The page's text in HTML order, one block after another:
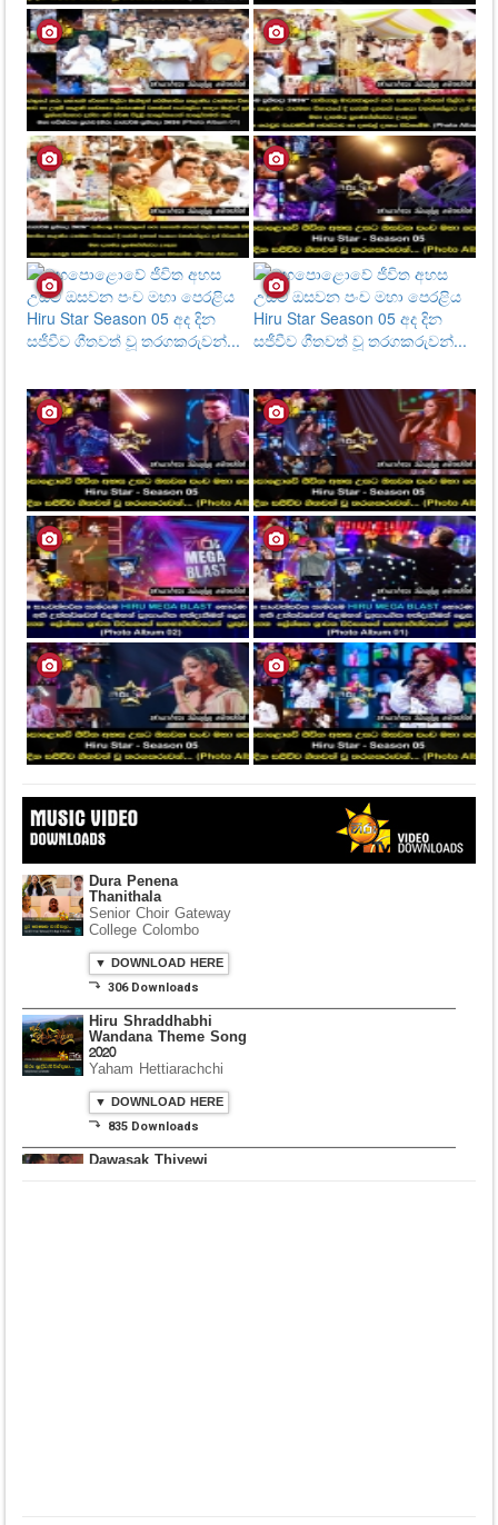
Dura Penena
Thanithala
Senior Choir Gateway
College Colombo
▼ DOWNLOAD HERE
⤵ 306 Downloads
Hiru Shraddhabhi
Wandana Theme Song
2020
Yaham Hettiarachchi
▼ DOWNLOAD HERE
⤵ 835 Downloads
Dawasak Thiyewi